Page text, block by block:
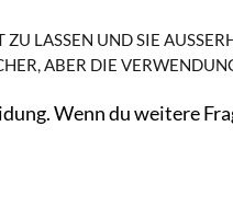
LASSEN UND SIE
ABER DIE
Wenn du weitere